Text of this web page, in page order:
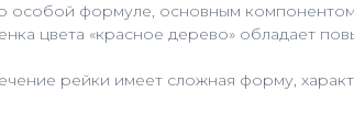
особой формуле, основным
цвета «красное дерево» обладает
рейки имеет сложная форму,